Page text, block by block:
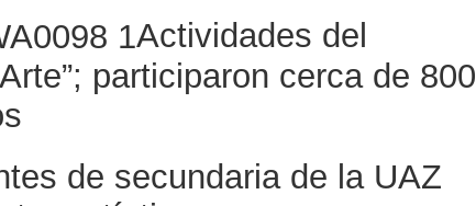
Actividades del
participaron cerca de 800
de secundaria de la UAZ